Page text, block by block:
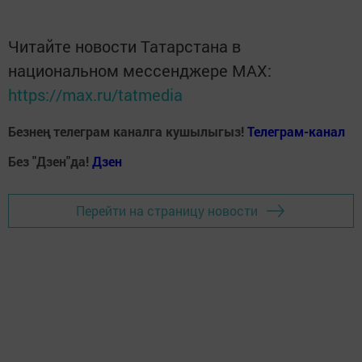
Читайте новости Татарстана в
национальном мессенджере MАХ:
https://max.ru/tatmedia
Безнең телеграм каналга кушылыгыз! Телеграм-канал
Без "Дзен"да! Дзен
Перейти на страницу новости